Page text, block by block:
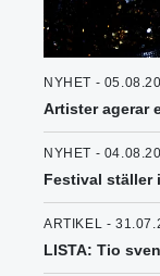
NYHET -
Artister agerar
NYHET -
Festival ställer
ARTIKEL -
LISTA: Tio